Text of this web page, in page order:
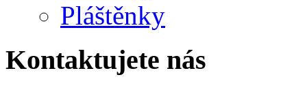
Pláštěnky
Kontaktujete nás